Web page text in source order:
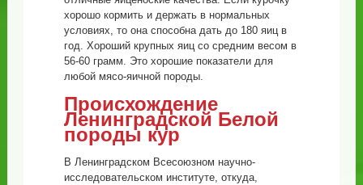
хорошо кормить и держать в нормальных
условиях, то она способна дать до 180 яиц в
год. Хороший крупных яиц со средним весом в
56-60 грамм. Это хорошие показатели для
любой мясо-яичной породы.
Происхождение
Ленинградской Белой
породы кур
В Ленинградском Всесоюзном научно-
исследовательском институте, откуда,